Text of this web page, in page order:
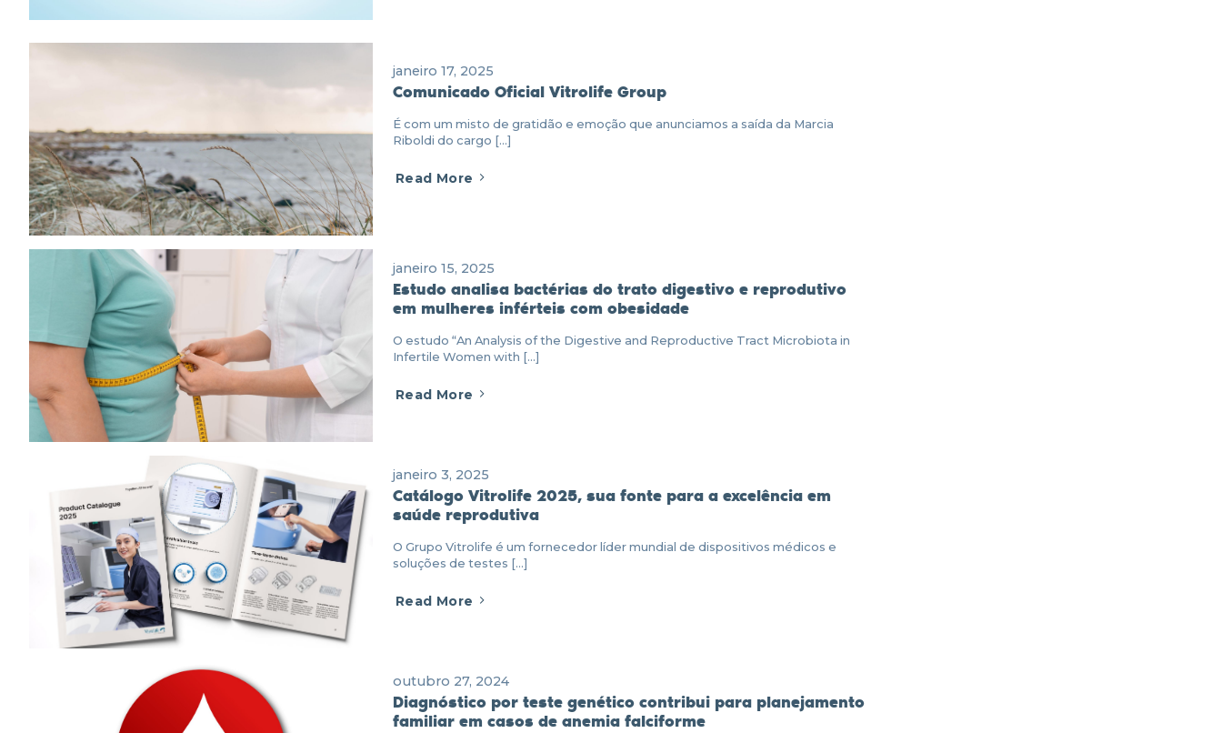
janeiro 17, 2025
Comunicado Oficial Vitrolife Group
É com um misto de gratidão e emoção que anunciamos a saída da Marcia
Riboldi do cargo [...]
Read More
janeiro 15, 2025
Estudo analisa bactérias do trato digestivo e reprodutivo
em mulheres inférteis com obesidade
O estudo “An Analysis of the Digestive and Reproductive Tract Microbiota in
Infertile Women with [...]
Read More
janeiro 3, 2025
Catálogo Vitrolife 2025, sua fonte para a excelência em
saúde reprodutiva
O Grupo Vitrolife é um fornecedor líder mundial de dispositivos médicos e
soluções de testes [...]
Read More
outubro 27, 2024
Diagnóstico por teste genético contribui para planejamento
familiar em casos de anemia falciforme